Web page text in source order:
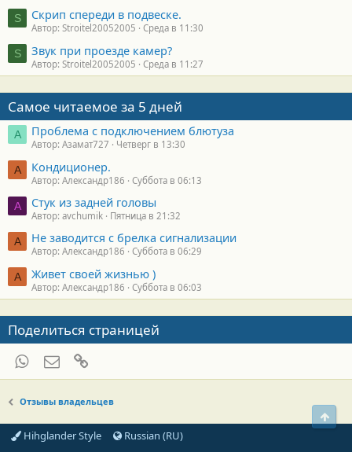
S Скрип спереди в подвеске.
Автор: Stroitel20052005 Среда в 11:30
S Звук при проезде камер?
Автор: Stroitel20052005 Среда в 11:27
Самое читаемое за 5 дней
А Проблема с подключением блютуза
Автор: Азамат727 Четверг в 13:30
А Кондиционер.
Автор: Александр186 Суббота в 06:13
A Стук из задней головы
Автор: avchumik Пятница в 21:32
А Не заводится с брелка сигнализации
Автор: Александр186 Суббота в 06:29
А Живет своей жизнью )
Автор: Александр186 Суббота в 06:03
Поделиться страницей
WhatsAppЭлектронная почта
Отзывы владельцев
Hihglander Style
Russian (RU)